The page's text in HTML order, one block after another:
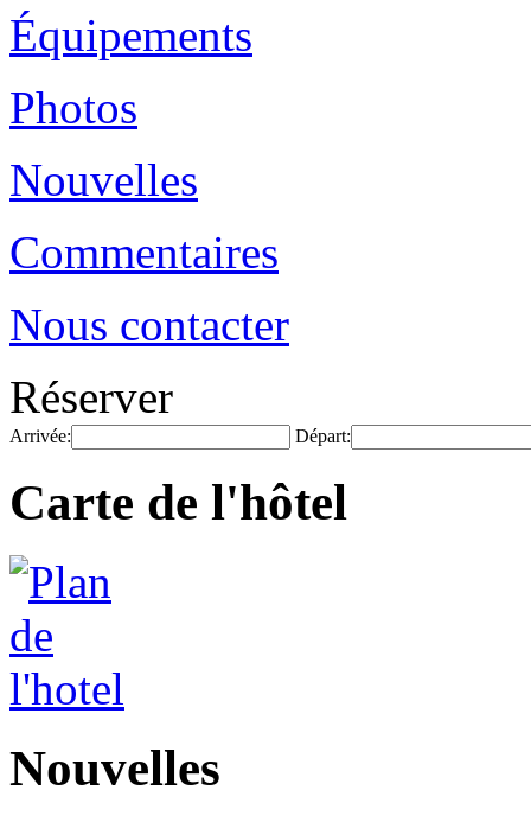
Équipements
Photos
Nouvelles
Commentaires
Nous contacter
Réserver
Arrivée: Départ:
Carte de l'hôtel
Nouvelles